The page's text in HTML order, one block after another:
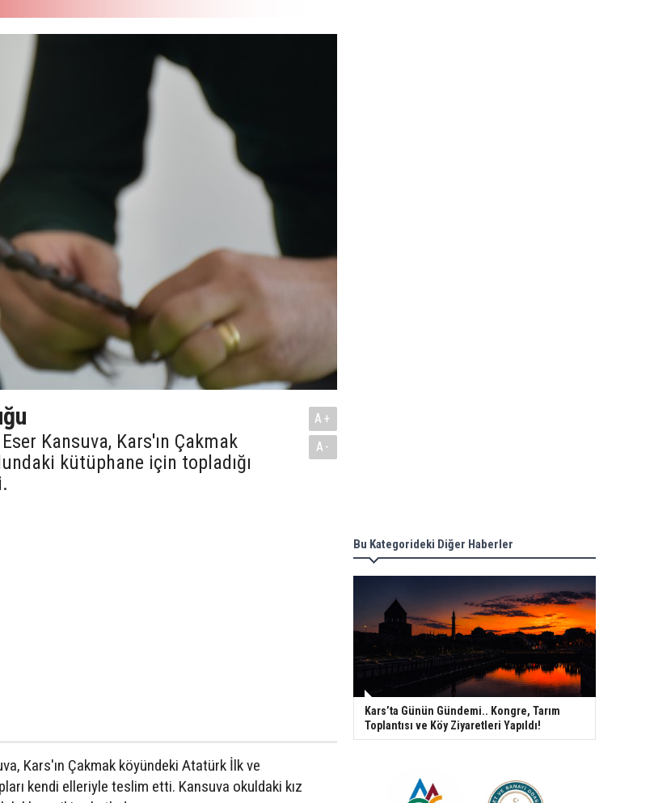
Kansuva, Kars'ın Çakmak
kütüphane için topladığı
A+
A-
Kars'ın Çakmak köyündeki Atatürk İlk ve
kendi elleriyle teslim etti. Kansuva okuldaki kız
Bu Kategorideki Diğer Haberler
Kars’ta Günün Gündemi.. Kongre, Tarım
Toplantısı ve Köy Ziyaretleri Yapıldı!